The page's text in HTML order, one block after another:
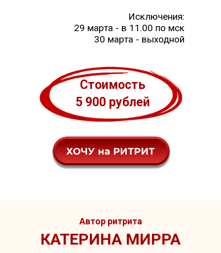
Исключения:
29 марта - в 11.00 по мск
30 марта - выходной
Стоимость
5 900 рублей
КАТЕРИНА МИРРА
Автор ритрита